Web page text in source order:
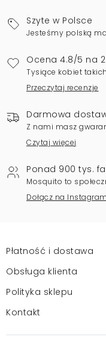
Szyte w Polsce
Jesteśmy polską
Ocena 4.8/5 na
Tysiące kobiet
Przeczytaj recenzje
Darmowa
Z nami masz
Czytaj więcej
Ponad 900 tys.
Mosquito to
Dołącz na
Płatność i dostawa
Obsługa klienta
Polityka sklepu
Kontakt